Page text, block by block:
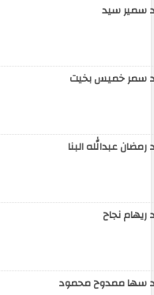
سمير سيد
سمر خميس بخيت
رمضان عبدالله البنا
ريهام نجاح
سها ممدوح محمود